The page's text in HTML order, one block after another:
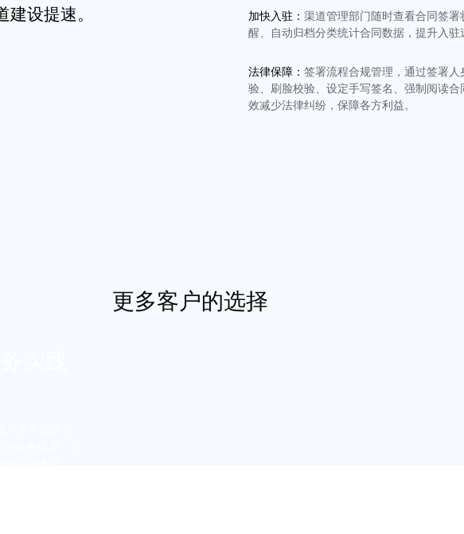
设提速。
加快入驻：渠道管理部门随时查看合同签署
醒、自动归档分类统计合同数据，提升入驻
法律保障：签署流程合规管理，通过签署人
验、刷脸校验、设定手写签名、强制阅读
效减少法律纠纷，保障各方利益。
更多客户的选择